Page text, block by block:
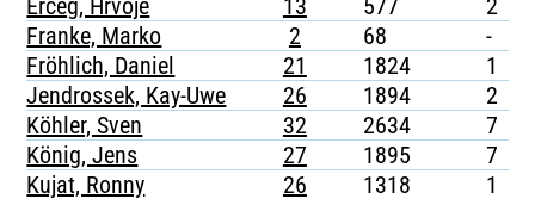
Erceg, Hrvoje
13 577 2
Franke, Marko
2 68 -
Fröhlich, Daniel
21 1824 1
Jendrossek, Kay-Uwe
26 1894 2
Köhler, Sven
32 2634 7
König, Jens
27 1895 7
Kujat, Ronny
26 1318 1